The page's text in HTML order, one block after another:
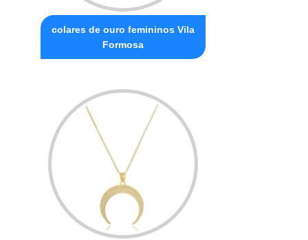
colares de ouro femininos Vila
Formosa